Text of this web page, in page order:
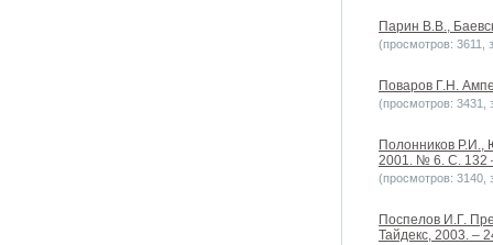
Парин В.В.,
(просмотров: 3611,
Поваров Г.Н.
(просмотров: 3431,
Полонников Р.И.,
2001. № 6. С. 132
(просмотров: 3140,
Поспелов И.Г.
Тайдекс, 2003. –